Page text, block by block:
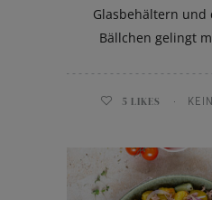
Glasbehältern und
Bällchen gelingt
5 LIKES